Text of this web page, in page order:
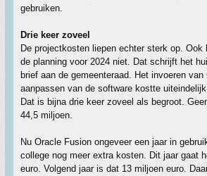
gebruiken.
Drie keer zoveel
De projectkosten liepen echter sterk op. Ook
de planning voor 2024 niet. Dat schrijft het
brief aan de gemeenteraad. Het invoeren
aanpassen van de software kostte
Dat is bijna drie keer zoveel als begroot.
44,5 miljoen.
Nu Oracle Fusion ongeveer een jaar in
college nog meer extra kosten. Dit jaar gaat
euro. Volgend jaar is dat 13 miljoen euro.